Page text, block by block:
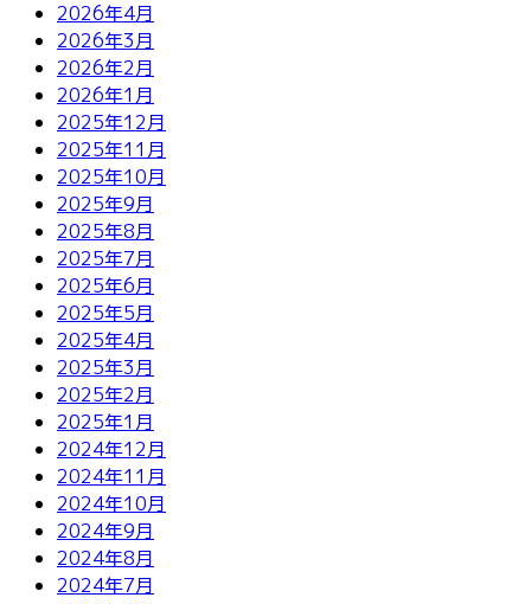
2026年4月
2026年3月
2026年2月
2026年1月
2025年12月
2025年11月
2025年10月
2025年9月
2025年8月
2025年7月
2025年6月
2025年5月
2025年4月
2025年3月
2025年2月
2025年1月
2024年12月
2024年11月
2024年10月
2024年9月
2024年8月
2024年7月